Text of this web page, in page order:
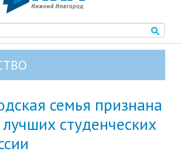
семья признана
студенческих